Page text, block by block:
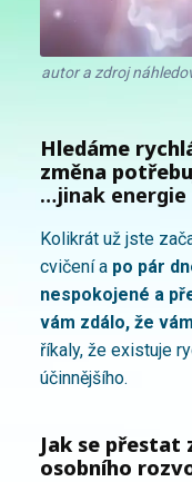
autor a zdroj
Hledáme
změna
…jinak energie
Kolikrát už jste
cvičení a po pár
nespokojené a
vám zdálo, že
říkaly, že existuje
účinnějšího.
Jak se
osobního